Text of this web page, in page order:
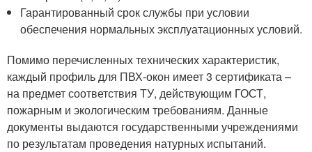
Гарантированный срок службы при условии
обеспечения нормальных эксплуатационных условий.
Помимо перечисленных технических характеристик,
каждый профиль для ПВХ-окон имеет 3 сертификата –
на предмет соответствия ТУ, действующим ГОСТ,
пожарным и экологическим требованиям. Данные
документы выдаются государственными учреждениями
по результатам проведения натурных испытаний.